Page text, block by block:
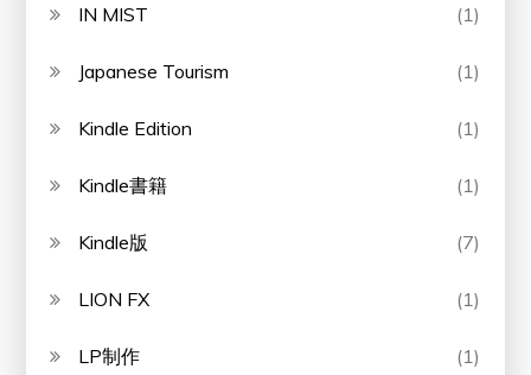
IN MIST (1)
Japanese Tourism (1)
Kindle Edition (1)
Kindle書籍 (1)
Kindle版 (7)
LION FX (1)
LP制作 (1)